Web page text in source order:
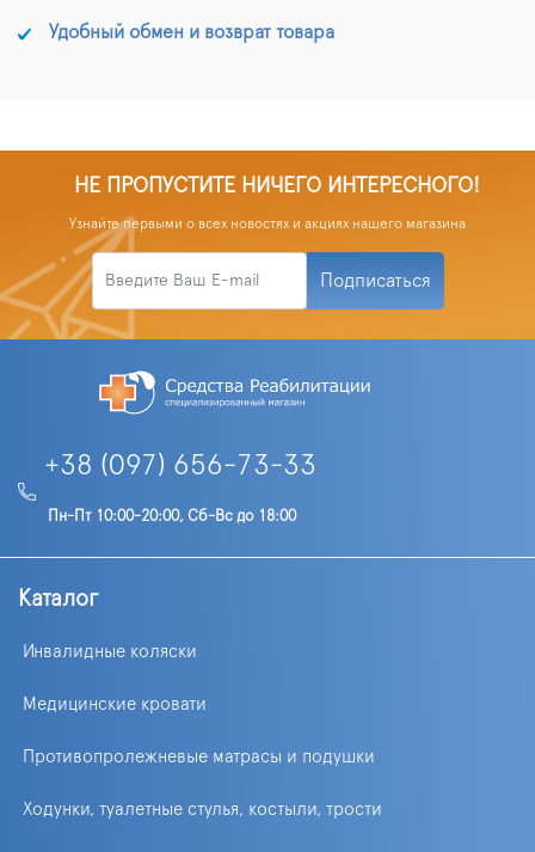
Удобный обмен и возврат товара
НЕ ПРОПУСТИТЕ НИЧЕГО ИНТЕРЕСНОГО!
Узнайте первыми о всех новостях и акциях нашего магазина
Подписаться
+38 (097) 656-73-33
Пн-Пт 10:00-20:00, Сб-Вс до 18:00
Каталог
Инвалидные коляски
Медицинские кровати
Противопролежневые матрасы и подушки
Ходунки, туалетные стулья, костыли, трости